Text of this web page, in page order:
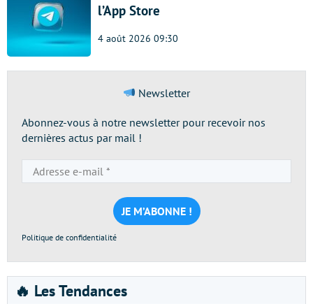
l’App Store
4 août 2026 09:30
Newsletter
Abonnez-vous à notre newsletter pour recevoir nos
dernières actus par mail !
e-
mail
*
Politique de confidentialité
🔥 Les Tendances